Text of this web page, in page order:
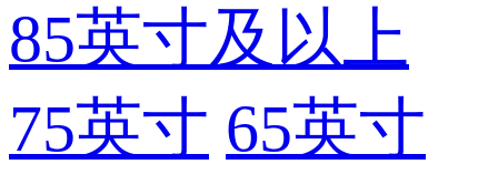
85英寸及以上
75英寸 65英寸